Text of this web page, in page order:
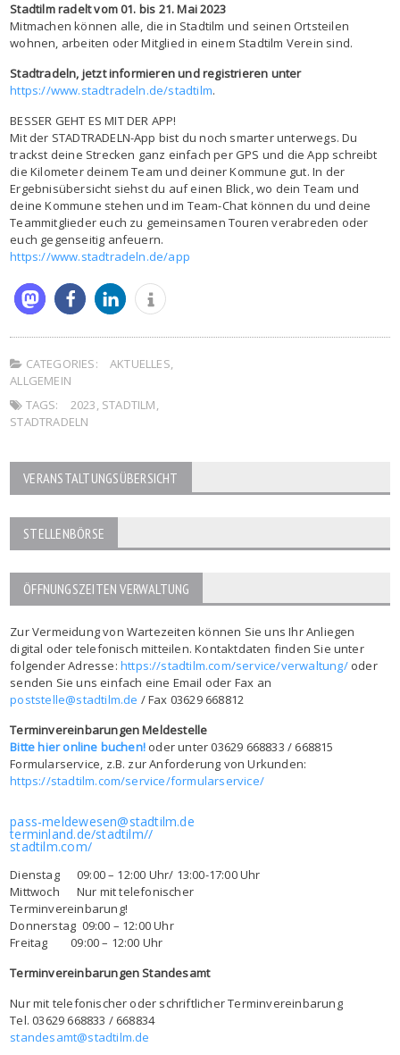
Stadtilm radelt vom 01. bis 21. Mai 2023
Mitmachen können alle, die in Stadtilm und seinen Ortsteilen
wohnen, arbeiten oder Mitglied in einem Stadtilm Verein sind.
Stadtradeln, jetzt informieren und registrieren unter
https://www.stadtradeln.de/stadtilm.
BESSER GEHT ES MIT DER APP!
Mit der STADTRADELN-App bist du noch smarter unterwegs. Du
trackst deine Strecken ganz einfach per GPS und die App schreibt
die Kilometer deinem Team und deiner Kommune gut. In der
Ergebnisübersicht siehst du auf einen Blick, wo dein Team und
deine Kommune stehen und im Team-Chat können du und deine
Teammitglieder euch zu gemeinsamen Touren verabreden oder
euch gegenseitig anfeuern.
https://www.stadtradeln.de/app
CATEGORIES: AKTUELLES,
ALLGEMEIN
TAGS:
2023, STADTILM,
STADTRADELN
VERANSTALTUNGSÜBERSICHT
STELLENBÖRSE
ÖFFNUNGSZEITEN VERWALTUNG
Zur Vermeidung von Wartezeiten können Sie uns Ihr Anliegen
digital oder telefonisch mitteilen. Kontaktdaten finden Sie unter
folgender Adresse: https://stadtilm.com/service/verwaltung/oder
senden Sie uns einfach eine Email oder Fax an
poststelle@stadtilm.de / Fax 03629 668812
Terminvereinbarungen Meldestelle
Bitte hier online buchen! oder unter 03629 668833 / 668815
Formularservice, z.B. zur Anforderung von Urkunden:
https://stadtilm.com/service/formularservice/
pass-meldewesen@stadtilm.de
terminland.de/stadtilm//
stadtilm.com/
Dienstag 09:00 – 12:00 Uhr/ 13:00-17:00 Uhr
Mittwoch Nur mit telefonischer
Terminvereinbarung!
Donnerstag 09:00 – 12:00 Uhr
Freitag 09:00 – 12:00 Uhr
Terminvereinbarungen Standesamt
Nur mit telefonischer oder schriftlicher Terminvereinbarung
Tel. 03629 668833 / 668834
standesamt@stadtilm.de